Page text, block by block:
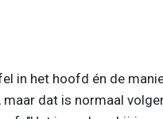
in het hoofd én de
maar dat is normaal